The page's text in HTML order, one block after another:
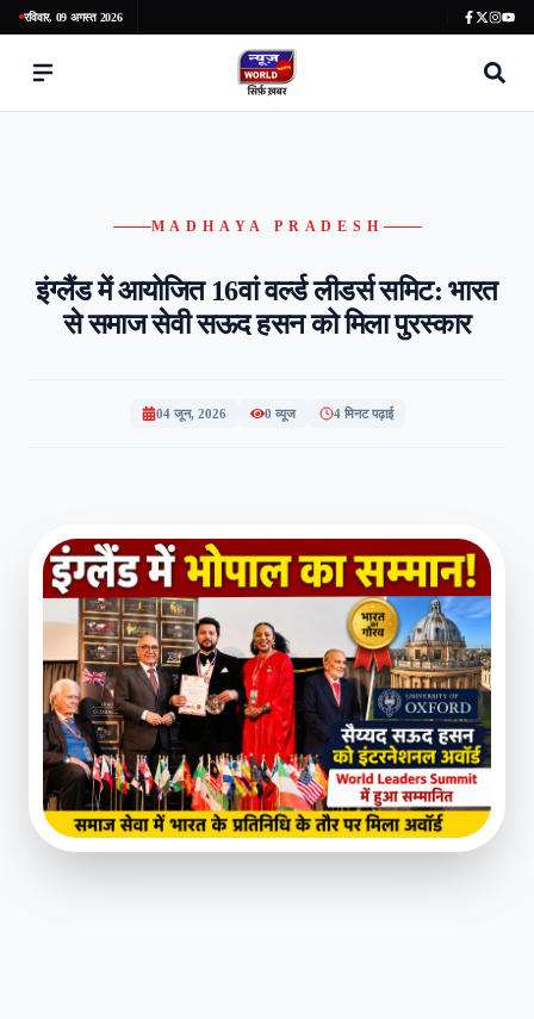
रविवार, 09 अगस्त 2026
MADHAYA PRADESH
इंग्लैंड में आयोजित 16वां वर्ल्ड लीडर्स समिट: भारत
से समाज सेवी सऊद हसन को मिला पुरस्कार
04 जून, 2026 0 व्यूज 4 मिनट पढ़ाई